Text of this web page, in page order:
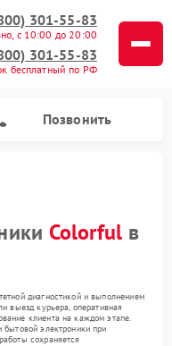
301-55-83
с 10:00 до 20:00
301-55-83
бесплатный по РФ
Позвонить
Colorful в
диагностикой и выполнением
выезд курьера, оперативная
клиента на каждом этапе.
электроники при
сохраняется